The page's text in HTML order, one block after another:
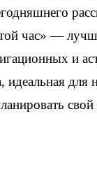
час» —
и
идеальная
свой